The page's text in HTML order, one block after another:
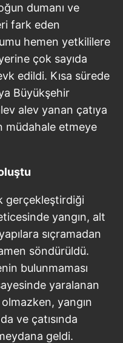
dumanı ve
fark eden
hemen yetkililere
çok sayıda
edildi. Kısa sürede
Büyükşehir
alev yanan çatıya
müdahale etmeye
gerçekleştirdiği
yangın, alt
sıçramadan
söndürüldü.
bulunmaması
yaralanan
yangın
ve çatısında
geldi.